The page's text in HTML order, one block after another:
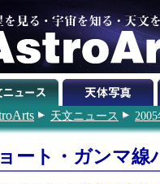
天文ニュース
ート・ガンマ線